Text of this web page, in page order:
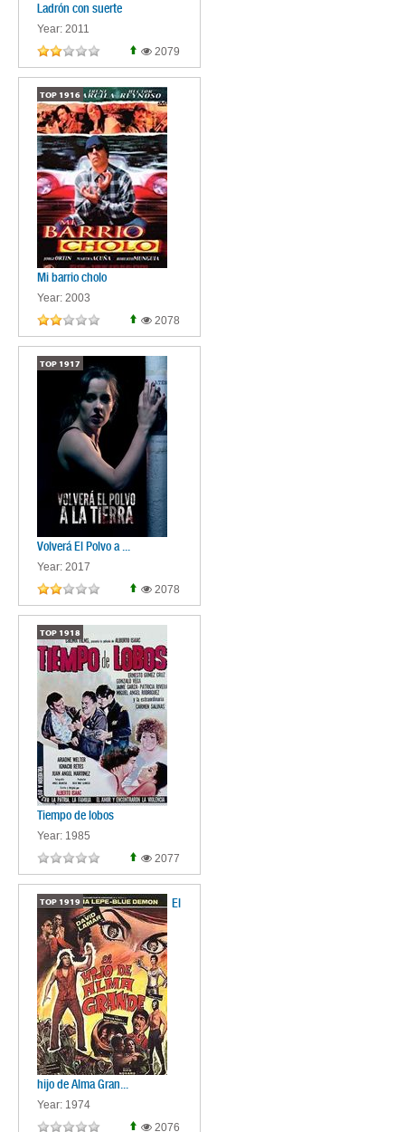
Ladrón con suerte
Year: 2011
2079
TOP 1916
Mi barrio cholo
Year: 2003
2078
TOP 1917
Volverá El Polvo a ...
Year: 2017
2078
TOP 1918
Tiempo de lobos
Year: 1985
2077
TOP 1919 El
hijo de Alma Gran...
Year: 1974
2076